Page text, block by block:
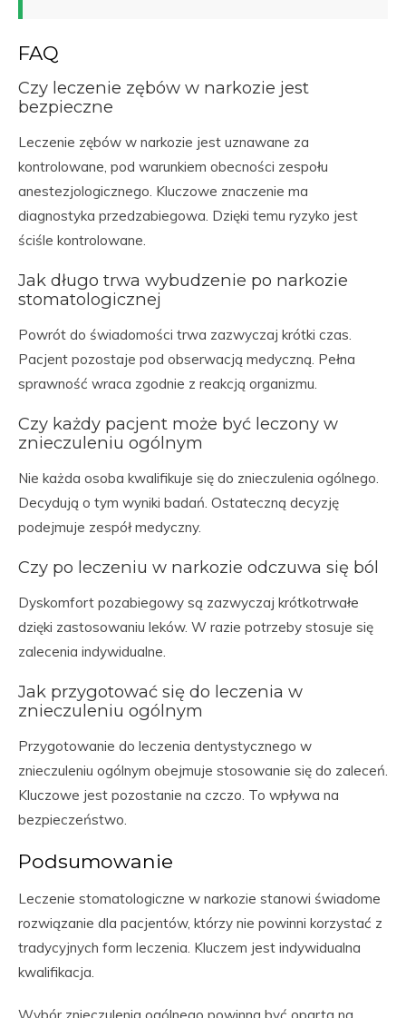
FAQ
Czy leczenie zębów w narkozie jest
bezpieczne
Leczenie zębów w narkozie jest uznawane za
kontrolowane, pod warunkiem obecności zespołu
anestezjologicznego. Kluczowe znaczenie ma
diagnostyka przedzabiegowa. Dzięki temu ryzyko jest
ściśle kontrolowane.
Jak długo trwa wybudzenie po narkozie
stomatologicznej
Powrót do świadomości trwa zazwyczaj krótki czas.
Pacjent pozostaje pod obserwacją medyczną. Pełna
sprawność wraca zgodnie z reakcją organizmu.
Czy każdy pacjent może być leczony w
znieczuleniu ogólnym
Nie każda osoba kwalifikuje się do znieczulenia ogólnego.
Decydują o tym wyniki badań. Ostateczną decyzję
podejmuje zespół medyczny.
Czy po leczeniu w narkozie odczuwa się ból
Dyskomfort pozabiegowy są zazwyczaj krótkotrwałe
dzięki zastosowaniu leków. W razie potrzeby stosuje się
zalecenia indywidualne.
Jak przygotować się do leczenia w
znieczuleniu ogólnym
Przygotowanie do leczenia dentystycznego w
znieczuleniu ogólnym obejmuje stosowanie się do zaleceń.
Kluczowe jest pozostanie na czczo. To wpływa na
bezpieczeństwo.
Podsumowanie
Leczenie stomatologiczne w narkozie stanowi świadome
rozwiązanie dla pacjentów, którzy nie powinni korzystać z
tradycyjnych form leczenia. Kluczem jest indywidualna
kwalifikacja.